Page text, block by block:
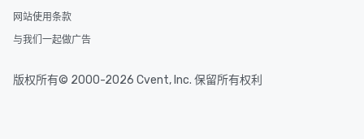
网站使用条款
与我们一起做广告
版权所有© 2000-2026 Cvent, Inc. 保留所有权利